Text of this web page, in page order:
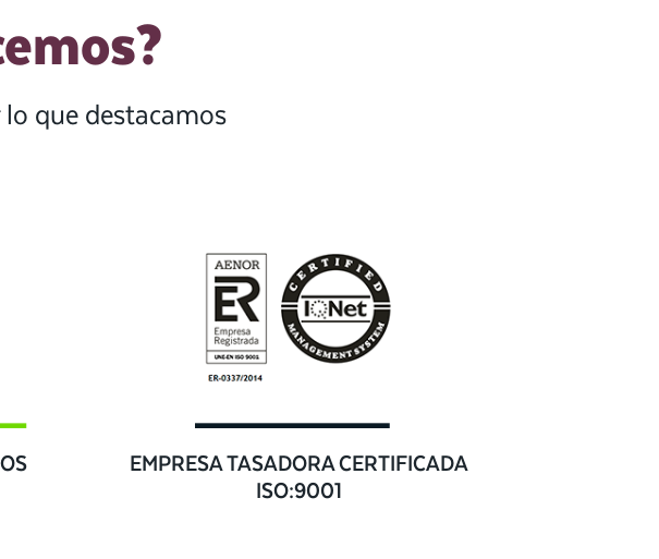
lo que destacamos
EMPRESA TASADORA CERTIFICADA
ISO:9001